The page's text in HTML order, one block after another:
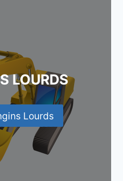
LOURDS
Lourds